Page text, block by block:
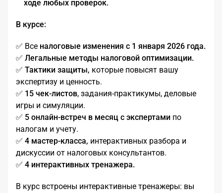
ходе любых проверок.
В курсе:
✅ Все налоговые изменения с 1 января 2026 года.
✅ Легальные методы налоговой оптимизации.
✅ Тактики защиты, которые повысят вашу
экспертизу и ценность.
✅ 15 чек-листов, задания-практикумы, деловые
игры и симуляции.
✅ 5 онлайн-встреч в месяц с экспертами по
налогам и учету.
✅ 4 мастер-класса, интерактивных разбора и
дискуссии от налоговых консультантов.
✅ 4 интерактивных тренажера.
В курс встроены интерактивные тренажеры: вы